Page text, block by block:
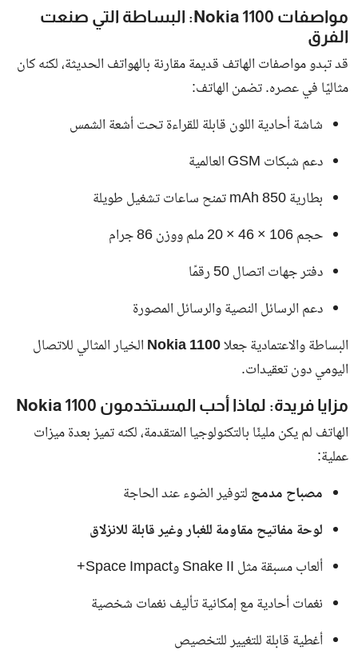
مواصفات Nokia 1100: البساطة التي صنعت
الفرق
قد تبدو مواصفات الهاتف قديمة مقارنة بالهواتف الحديثة، لكنه كان
مثاليًا في عصره. تضمن الهاتف:
شاشة أحادية اللون قابلة للقراءة تحت أشعة الشمس
دعم شبكات GSM العالمية
بطارية 850 mAh تمنح ساعات تشغيل طويلة
حجم 106 × 46 × 20 ملم ووزن 86 جرام
دفتر جهات اتصال 50 رقمًا
دعم الرسائل النصية والرسائل المصورة
البساطة والاعتمادية جعلاNokia 1100 الخيار المثالي للاتصال
اليومي دون تعقيدات.
مزايا فريدة: لماذا أحب المستخدمون Nokia 1100
الهاتف لم يكن مليئًا بالتكنولوجيا المتقدمة، لكنه تميز بعدة ميزات
عملية:
مصباح مدمج لتوفير الضوء عند الحاجة
لوحة مفاتيح مقاومة للغبار وغير قابلة للانزلاق
ألعاب مسبقة مثل Snake II وSpace Impact+
نغمات أحادية مع إمكانية تأليف نغمات شخصية
أغطية قابلة للتغيير للتخصيص